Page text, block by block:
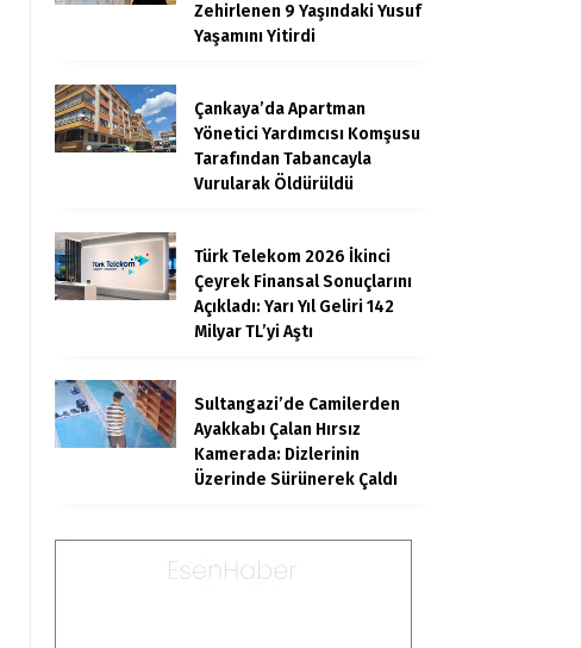
Zehirlenen 9 Yaşındaki Yusuf
Yaşamını Yitirdi
Çankaya’da Apartman
Yönetici Yardımcısı Komşusu
Tarafından Tabancayla
Vurularak Öldürüldü
Türk Telekom 2026 İkinci
Çeyrek Finansal Sonuçlarını
Açıkladı: Yarı Yıl Geliri 142
Milyar TL’yi Aştı
Sultangazi’de Camilerden
Ayakkabı Çalan Hırsız
Kamerada: Dizlerinin
Üzerinde Sürünerek Çaldı